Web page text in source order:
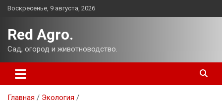
Перейти
Воскресенье, 9 августа, 2026
Red Agro.
Сад, огород и животноводство.
Главная
Экология